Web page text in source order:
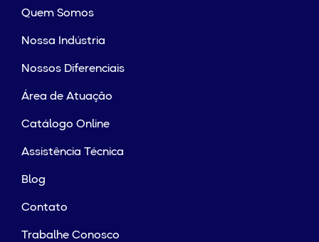
Quem Somos
Nossa Indústria
Nossos Diferenciais
Área de Atuação
Catálogo Online
Assistência Técnica
Blog
Contato
Trabalhe Conosco